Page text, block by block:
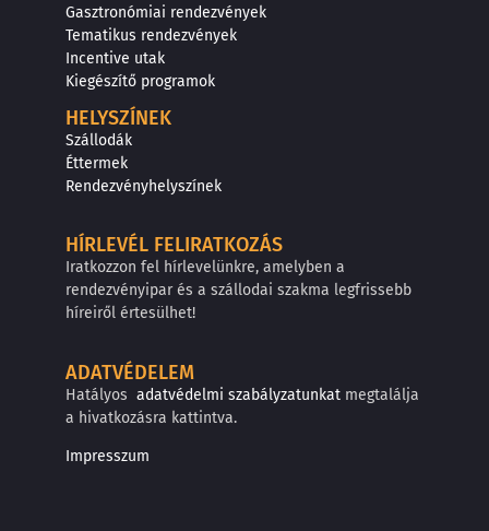
Gasztronómiai rendezvények
Tematikus rendezvények
Incentive utak
Kiegészítő programok
HELYSZÍNEK
Szállodák
Éttermek
Rendezvényhelyszínek
HÍRLEVÉL FELIRATKOZÁS
Iratkozzon fel hírlevelünkre, amelyben a
rendezvényipar és a szállodai szakma legfrissebb
híreiről értesülhet!
ADATVÉDELEM
Hatályos adatvédelmi szabályzatunkat megtalálja
a hivatkozásra kattintva.
Impresszum